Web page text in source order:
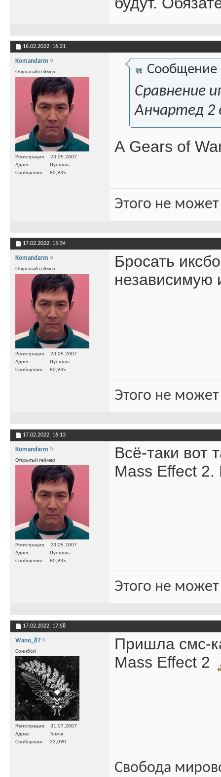
16.02.2022, 16:21
Komandarm
Открытый геймер
Регистрация
23.05.2007
Адрес
Пустошь
Сообщения
80,935
Сообщение
Сравнение
Анчартед 2
А Gears of
Этого не
17.02.2022, 15:34
Komandarm
Открытый геймер
Регистрация
23.05.2007
Адрес
Пустошь
Сообщения
80,935
Бросать
независимую
Этого не
17.02.2022, 16:13
Komandarm
Открытый геймер
Регистрация
23.05.2007
Адрес
Пустошь
Сообщения
80,935
Всё-таки вот
Mass Effect 2.
Этого не
17.02.2022, 17:58
Wano_87
Сонибой
Регистрация
31.07.2007
Адрес
Томск
Сообщения
33,090
Пришла смс-
Mass Effect 2
Свобода